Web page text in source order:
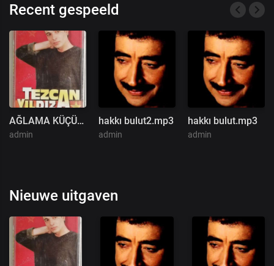
Recent gespeeld
AĞLAMA KÜÇÜĞÜM
admin
hakkı bulut2.mp3
admin
hakkı bulut.mp3
admin
Nieuwe uitgaven